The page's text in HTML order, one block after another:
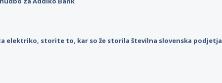
elektriko, storite to, kar so že storila številna slovenska podjetja